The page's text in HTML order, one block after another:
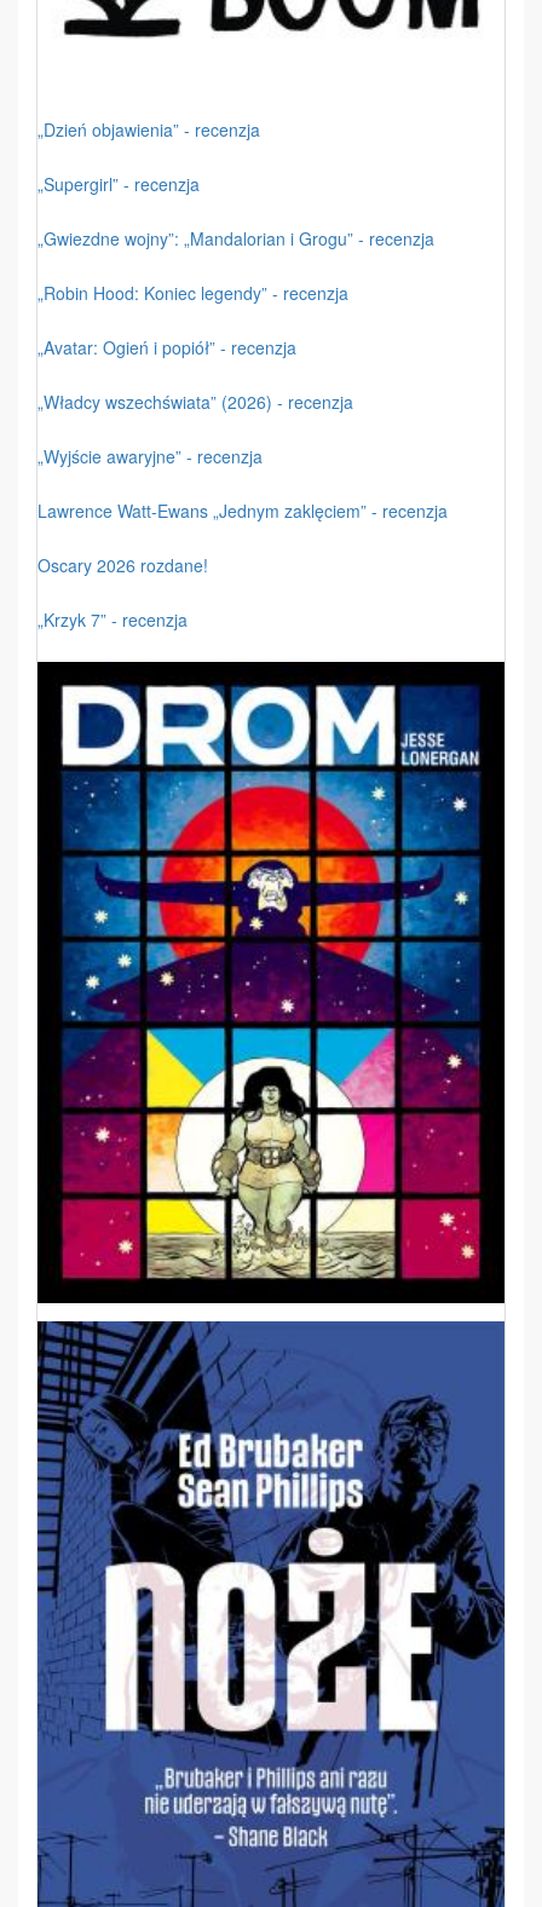
„Dzień objawienia” - recenzja
„Supergirl” - recenzja
„Gwiezdne wojny”: „Mandalorian i Grogu” - recenzja
„Robin Hood: Koniec legendy” - recenzja
„Avatar: Ogień i popiół” - recenzja
„Władcy wszechświata” (2026) - recenzja
„Wyjście awaryjne” - recenzja
Lawrence Watt-Ewans „Jednym zaklęciem” - recenzja
Oscary 2026 rozdane!
„Krzyk 7” - recenzja